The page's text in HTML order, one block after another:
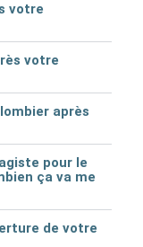
votre
votre
après
pour le
ça va me
de votre